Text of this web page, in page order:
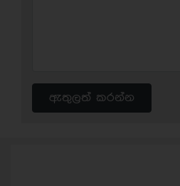
ඇතුලත් කරන්න